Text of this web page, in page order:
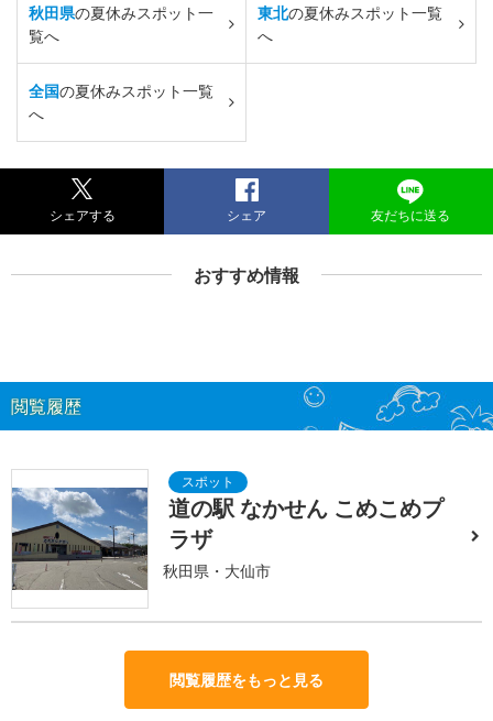
秋田県の夏休みスポット一
覧へ
東北の夏休みスポット一覧
へ
全国の夏休みスポット一覧
へ
シェアする シェア 友だちに送る
おすすめ情報
閲覧履歴
道の駅 なかせん こめこめプ
ラザ
秋田県・大仙市
閲覧履歴をもっと見る